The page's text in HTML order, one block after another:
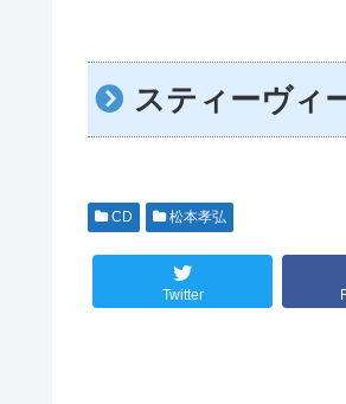
スティーヴィ
CD 松本孝弘
Twitter